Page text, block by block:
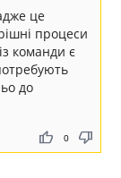
це
процеси
команди є
до
thumb_up thumb_down
0